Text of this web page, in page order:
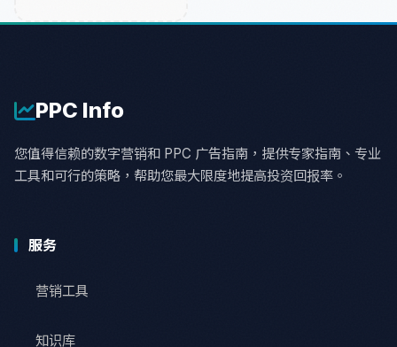
PPC Info
您值得信赖的数字营销和 PPC 广告指南，提供专家指南、专业
工具和可行的策略，帮助您最大限度地提高投资回报率。
服务
营销工具
知识库